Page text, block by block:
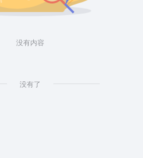
没有内容
没有了